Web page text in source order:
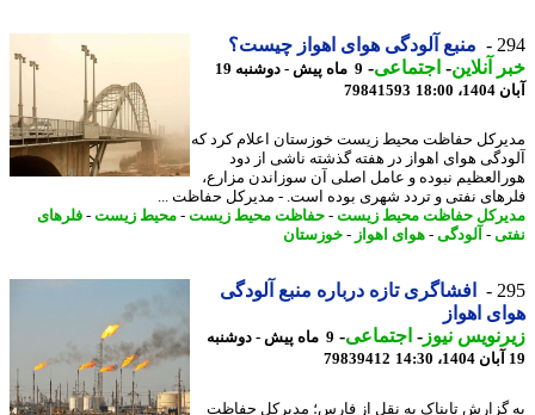
منبع آلودگی هوای اهواز چیست؟
آنلاین-اجتماعی-
9 ماه پیش - دوشنبه 19
79841593
حفاظت محیط زیست خوزستان اعلام کرد که
هوای اهواز در هفته گذشته ناشی از دود
نبوده و عامل اصلی آن سوزاندن مزارع،
نفتی و تردد شهری بوده است. - مدیرکل حفاظت ...
حفاظت محیط زیست-حفاظت محیط زیست-محیط زیست-فلرهای
-آلودگی-هوای اهواز -خوزستان
افشاگری تازه درباره منبع آلودگی
اهواز
نیوز-اجتماعی-
9 ماه پیش - دوشنبه
79839412
تابناک به نقل از فارس؛ مدیرکل حفاظت